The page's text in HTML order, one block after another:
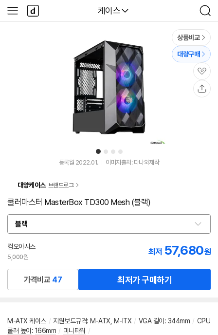
다나와
케이스
검
색
사
이
다
나
와
1 2 3 4
상품비교
대량구매
관
심
등록월 2022.01. 이미지출처: 다나와제작
대양케이스 브랜드로그
쿨러마스터 MasterBox TD300 Mesh (블랙)
블랙
옵
션
선
택
컴오아시스
5,000원
최저 57,680원
가격비교 47 최저가 구매하기
M-ATX 케이스 / 지원보드규격: M-ATX M-ITX / VGA 길이 : 344mm / CPU
쿨러 높이 : 166mm / 미니타워 /